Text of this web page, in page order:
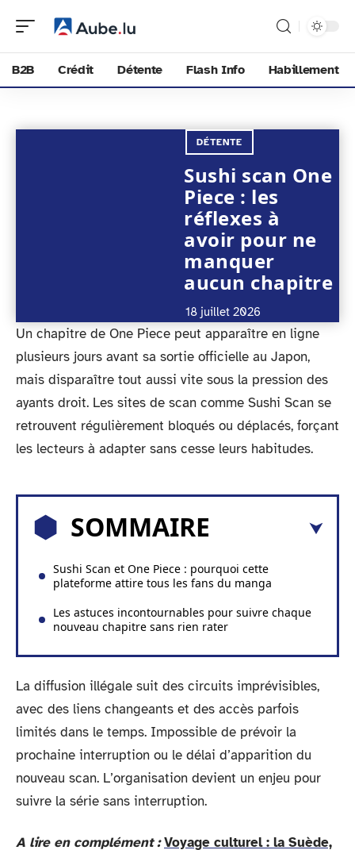
B2B Crédit Détente Flash Info Habillement
DÉTENTE
Sushi scan One
Piece : les
réflexes à
avoir pour ne
manquer
aucun chapitre
18 juillet 2026
Un chapitre de One Piece peut apparaître en ligne
plusieurs jours avant sa sortie officielle au Japon,
mais disparaître tout aussi vite sous la pression des
ayants droit. Les sites de scan comme Sushi Scan se
retrouvent régulièrement bloqués ou déplacés, forçant
les lecteurs à adapter sans cesse leurs habitudes.
SOMMAIRE
Sushi Scan et One Piece : pourquoi cette
plateforme attire tous les fans du manga
Les astuces incontournables pour suivre chaque
nouveau chapitre sans rien rater
La diffusion illégale suit des circuits imprévisibles,
avec des liens changeants et des accès parfois
limités dans le temps. Impossible de prévoir la
prochaine interruption ou le délai d’apparition du
nouveau scan. L’organisation devient un enjeu pour
suivre la série sans interruption.
A lire en complément : Voyage culturel : la Suède,